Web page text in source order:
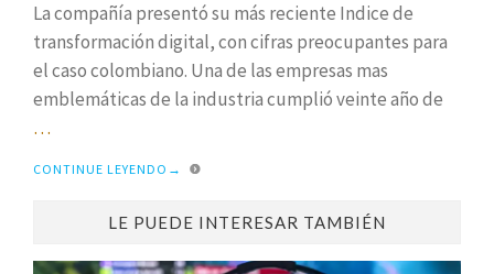
La compañía presentó su más reciente Indice de
transformación digital, con cifras preocupantes para
el caso colombiano. Una de las empresas mas
emblemáticas de la industria cumplió veinte año de
…
CONTINUE LEYENDO →
LE PUEDE INTERESAR TAMBIÉN